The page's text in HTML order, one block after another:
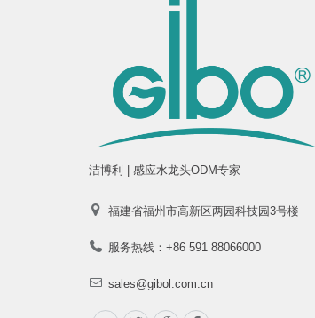
洁博利 | 感应水龙头ODM专家
福建省福州市高新区两园科技园3号楼
服务热线：+86 591 88066000
sales@gibol.com.cn